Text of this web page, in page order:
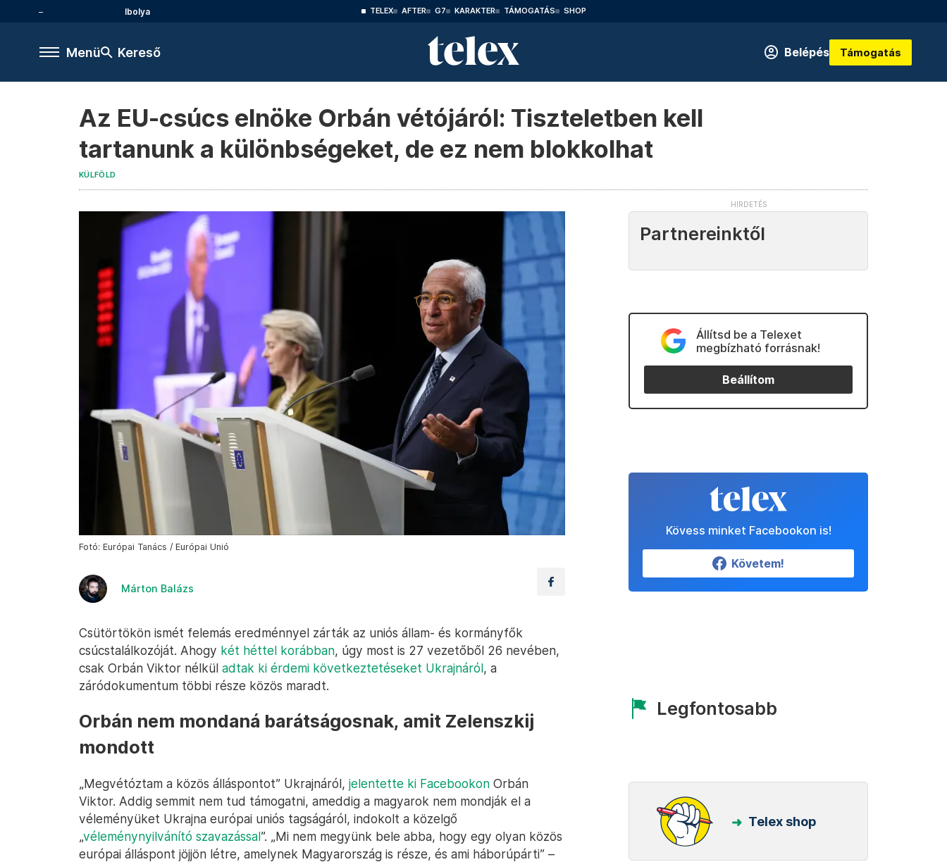
Ibolya TELEX AFTER G7 KARAKTER TÁMOGATÁS SHOP
Menü Kereső Belépés Támogatás
Az EU-csúcs elnöke Orbán vétójáról: Tiszteletben kell
tartanunk a különbségeket, de ez nem blokkolhat
KÜLFÖLD
Fotó: Európai Tanács / Európai Unió
Márton Balázs
Csütörtökön ismét felemás eredménnyel zárták az uniós állam- és kormányfők
csúcstalálkozóját. Ahogy két héttel korábban, úgy most is 27 vezetőből 26 nevében,
csak Orbán Viktor nélkül adtak ki érdemi következtetéseket Ukrajnáról, a
záródokumentum többi része közös maradt.
Orbán nem mondaná barátságosnak, amit Zelenszkij
mondott
„Megvétóztam a közös álláspontot” Ukrajnáról, jelentette ki Facebookon Orbán
Viktor. Addig semmit nem tud támogatni, ameddig a magyarok nem mondják el a
véleményüket Ukrajna európai uniós tagságáról, indokolt a közelgő
„véleménynyilvánító szavazással”. „Mi nem megyünk bele abba, hogy egy olyan közös
európai álláspont jöjjön létre, amelynek Magyarország is része, és ami háborúpárti” –
Partnereinktől
Állítsd be a Telexet
megbízható forrásnak!
Beállítom
Kövess minket Facebookon is!
Követem!
Legfontosabb
Telex shop